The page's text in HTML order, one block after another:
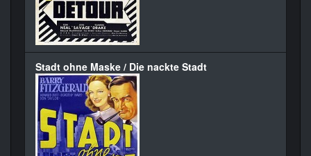
Stadt ohne Maske / Die nackte Stadt